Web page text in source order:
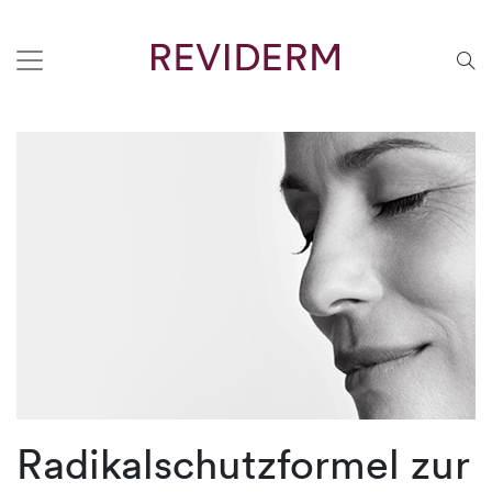
Radikalschutzformel zur